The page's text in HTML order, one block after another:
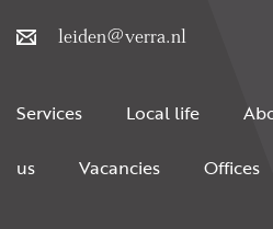
leiden@verra.nl
Services Local life
us Vacancies Offices